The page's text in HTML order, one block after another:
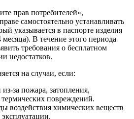
прав потребителей»,
самостоятельно устанавливать
указывается в паспорте изделия
В течение этого периода
требования о бесплатном
недостатков.
на случаи, если:
за пожара, затопления,
повреждений.
воздействия химических веществ